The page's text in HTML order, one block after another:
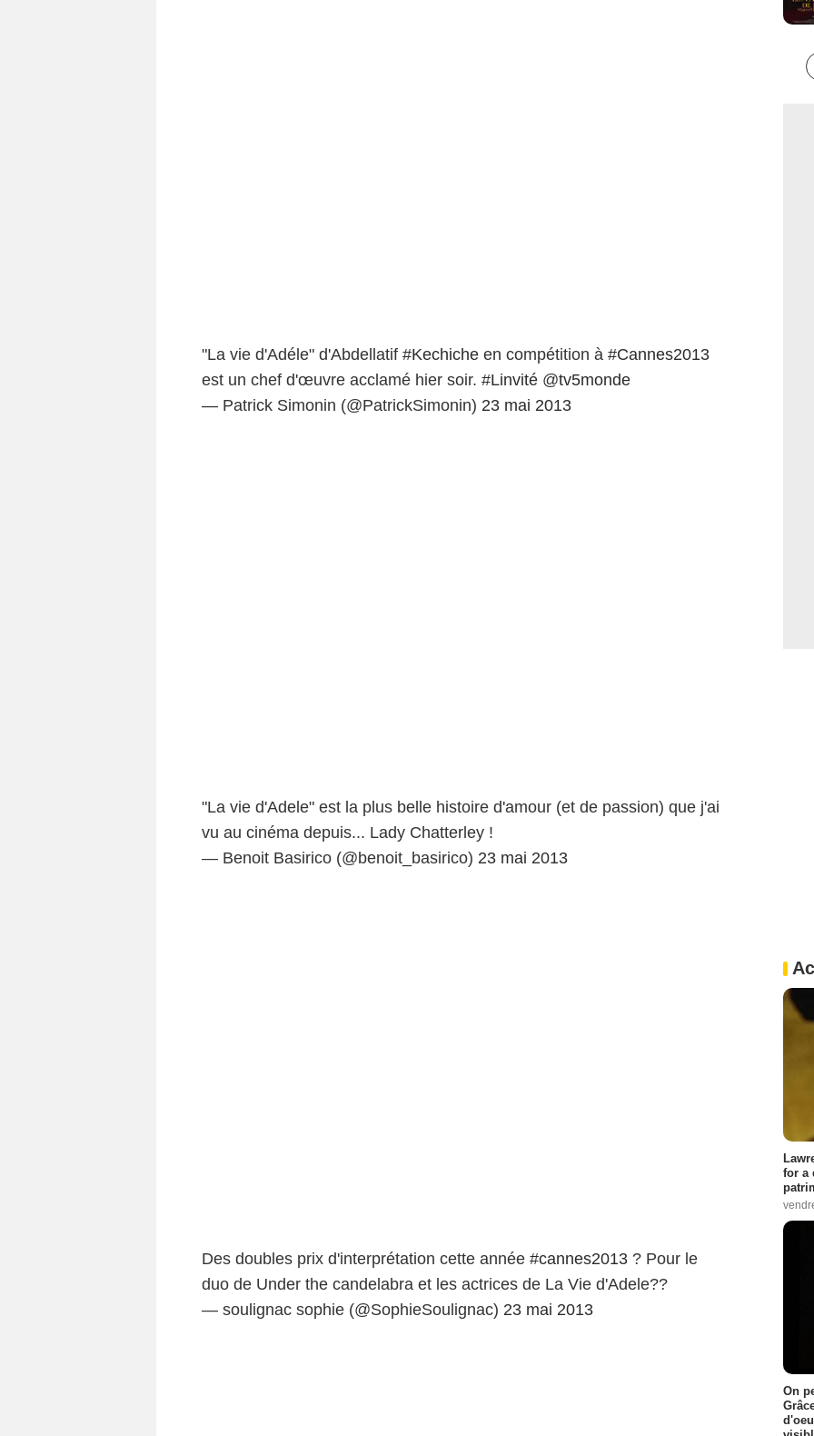
"La vie d'Adéle" d'Abdellatif #Kechiche en compétition à #Cannes2013
est un chef d'œuvre acclamé hier soir. #Linvité @tv5monde
— Patrick Simonin (@PatrickSimonin) 23 mai 2013
"La vie d'Adele" est la plus belle histoire d'amour (et de passion) que j'ai
vu au cinéma depuis... Lady Chatterley !
— Benoit Basirico (@benoit_basirico) 23 mai 2013
Des doubles prix d'interprétation cette année #cannes2013 ? Pour le
duo de Under the candelabra et les actrices de La Vie d'Adele??
— soulignac sophie (@SophieSoulignac) 23 mai 2013
for a
On